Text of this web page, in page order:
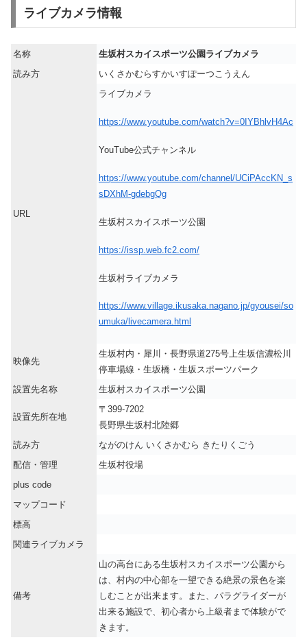
ライブカメラ情報
名称
生坂村スカイスポーツ公園ライブカメラ
読み方
いくさかむらすかいすぽーつこうえん
URL
ライブカメラ
https://www.youtube.com/watch?v=0IYBhlvH4Ac
YouTube公式チャンネル
https://www.youtube.com/channel/UCiPAccKN_s
sDXhM-gdebgQg
生坂村スカイスポーツ公園
https://issp.web.fc2.com/
生坂村ライブカメラ
https://www.village.ikusaka.nagano.jp/gyousei/so
umuka/livecamera.html
映像先
生坂村内・犀川・長野県道275号上生坂信濃松川
停車場線・生坂橋・生坂スポーツパーク
設置先名称
生坂村スカイスポーツ公園
設置先所在地
〒399-7202
長野県生坂村北陸郷
読み方
ながのけん いくさかむら きたりくごう
配信・管理
生坂村役場
plus code
マップコード
標高
関連ライブカメラ
備考
山の高台にある生坂村スカイスポーツ公園から
は、村内の中心部を一望できる絶景の景色を楽
しむことが出来ます。また、パラグライダーが
出来る施設で、初心者から上級者まで体験がで
きます。